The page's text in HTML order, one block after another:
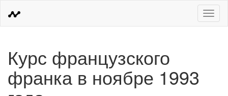
Меню
Курс французского
франка в ноябре 1993